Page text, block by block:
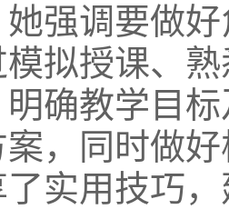
强调要做
拟授课、
确教学目
，同时做
实用技巧